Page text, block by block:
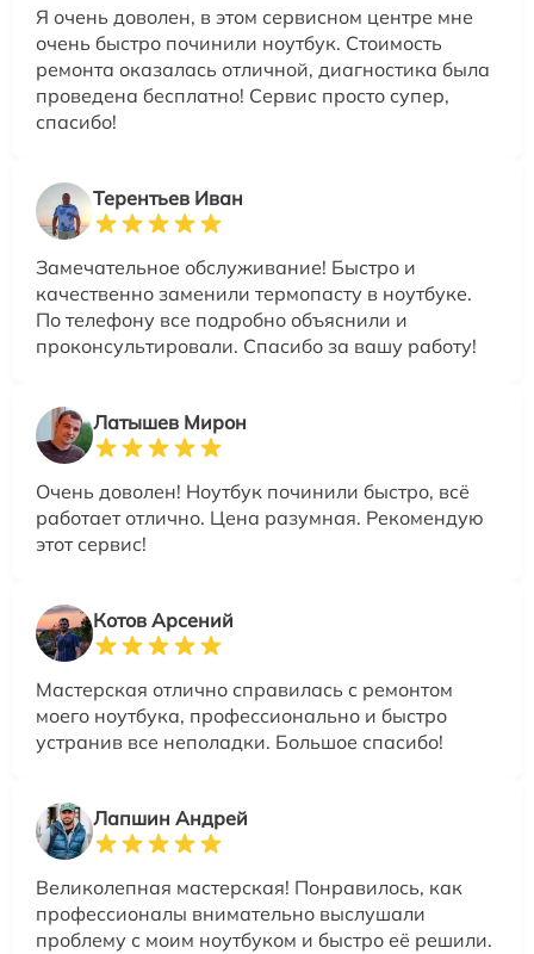
Я очень доволен, в этом сервисном центре мне
очень быстро починили ноутбук. Стоимость
ремонта оказалась отличной, диагностика была
проведена бесплатно! Сервис просто супер,
спасибо!
Терентьев Иван
Замечательное обслуживание! Быстро и
качественно заменили термопасту в ноутбуке.
По телефону все подробно объяснили и
проконсультировали. Спасибо за вашу работу!
Латышев Мирон
Очень доволен! Ноутбук починили быстро, всё
работает отлично. Цена разумная. Рекомендую
этот сервис!
Котов Арсений
Мастерская отлично справилась с ремонтом
моего ноутбука, профессионально и быстро
устранив все неполадки. Большое спасибо!
Лапшин Андрей
Великолепная мастерская! Понравилось, как
профессионалы внимательно выслушали
проблему с моим ноутбуком и быстро её решили.